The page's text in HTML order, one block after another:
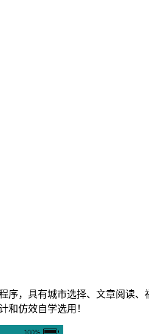
，具有城市选择、文章阅读
和仿效自学选用！